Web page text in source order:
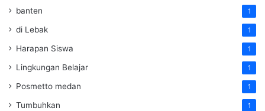
banten 1
di Lebak 1
Harapan Siswa 1
Lingkungan Belajar 1
Posmetto medan 1
Tumbuhkan 1